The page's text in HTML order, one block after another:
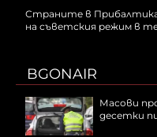
Страните в
на съветския режим в
BGONAIR
Масови
десетки